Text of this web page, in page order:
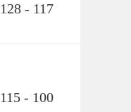
128 - 117
115 - 100